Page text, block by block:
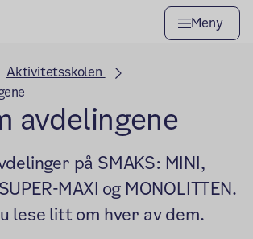
Meny
Aktivitetsskolen
avdelingene
på SMAKS: MINI,
MAXI og MONOLITTEN.
lese litt om hver av dem.